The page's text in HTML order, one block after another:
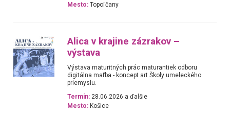
Mesto: Topoľčany
Alica v krajine zázrakov –
výstava
Výstava maturitných prác maturantiek odboru
digitálna maľba - koncept art Školy umeleckého
priemyslu.
Termín: 28.06.2026 a ďalšie
Mesto: Košice